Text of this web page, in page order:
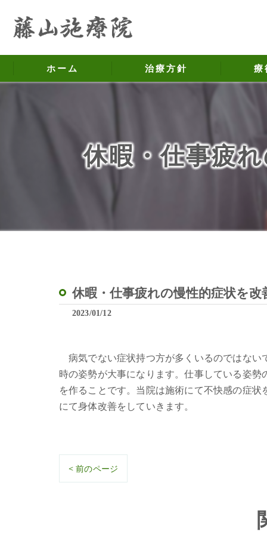
ホーム 治療方針 療
休暇・仕事疲
休暇・仕事疲れの慢性的症状を
2023/01/12
病気でない症状持つ方が多くいるのではない
時の姿勢が大事になります。仕事している姿
を作ることです。当院は施術にて不快感の症
にて身体改善をしていきます。
< 前のページ